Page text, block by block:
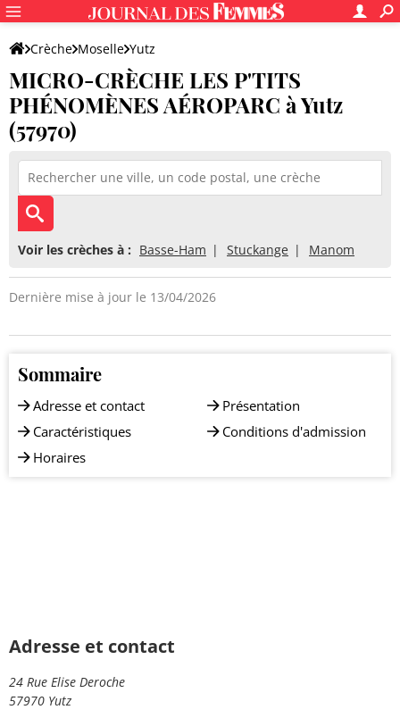
Crèche Moselle Yutz
MICRO-CRÈCHE LES P'TITS PHÉNOMÈNES AÉROPARC
MICRO-CRÈCHE LES P'TITS
PHÉNOMÈNES AÉROPARC à Yutz
(57970)
Voir les crèches à : Basse-Ham Stuckange Manom
Dernière mise à jour le 13/04/2026
Sommaire
Adresse et contact
Caractéristiques
Horaires
Présentation
Conditions d'admission
Adresse et contact
24 Rue Elise Deroche
57970 Yutz